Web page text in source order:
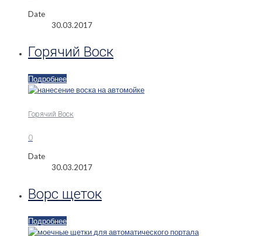
Date
30.03.2017
Горячий Воск
Подробнее
Горячий Воск
0
Date
30.03.2017
Ворс щеток
Подробнее